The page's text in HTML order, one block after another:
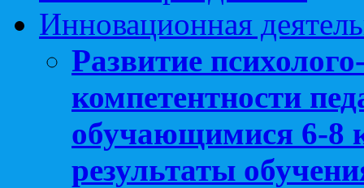
Инновационная
Развитие
компетентности
обучающимися 6-8
результаты